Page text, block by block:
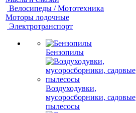
Велосипеды / Мототехника
Моторы лодочные
Электротранспорт
Бензопилы
Воздуходувки,
мусоросборники, cадовые
пылесосы